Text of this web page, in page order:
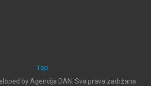
Top
by Agencija DAN. Sva prava zadržana